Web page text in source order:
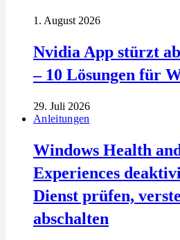
1. August 2026
Nvidia App stürzt
– 10 Lösungen für
29. Juli 2026
Anleitungen
Windows Health
Experiences
Dienst prüfen,
abschalten